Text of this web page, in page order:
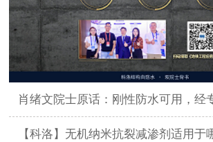
肖绪文院士原话：刚性防水可用，经
【科洛】无机纳米抗裂减渗剂适用于